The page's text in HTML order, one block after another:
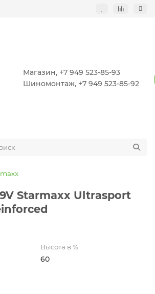
Магазин, +7 949 523-85-93
Шиномонтаж, +7 949 523-85-92
Starmaxx Ultrasport
Высота в %
60